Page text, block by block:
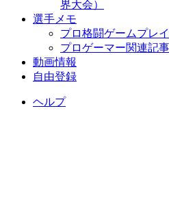
界大会）
選手メモ
プロ格闘ゲームプレ
プロゲーマー関連記事
動画情報
自由登録
ヘルプ